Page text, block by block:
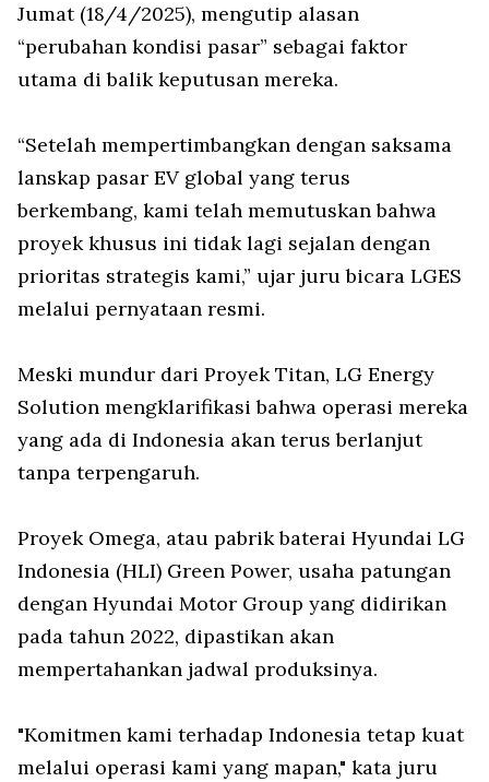
Jumat (18/4/2025), mengutip alasan
“perubahan kondisi pasar” sebagai faktor
utama di balik keputusan mereka.
“Setelah mempertimbangkan dengan saksama
lanskap pasar EV global yang terus
berkembang, kami telah memutuskan bahwa
proyek khusus ini tidak lagi sejalan dengan
prioritas strategis kami,” ujar juru bicara LGES
melalui pernyataan resmi.
Meski mundur dari Proyek Titan, LG Energy
Solution mengklarifikasi bahwa operasi mereka
yang ada di Indonesia akan terus berlanjut
tanpa terpengaruh.
Proyek Omega, atau pabrik baterai Hyundai LG
Indonesia (HLI) Green Power, usaha patungan
dengan Hyundai Motor Group yang didirikan
pada tahun 2022, dipastikan akan
mempertahankan jadwal produksinya.
"Komitmen kami terhadap Indonesia tetap kuat
melalui operasi kami yang mapan," kata juru